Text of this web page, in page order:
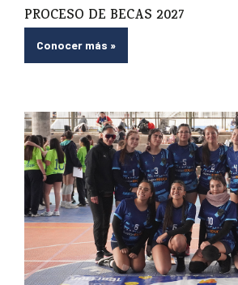
PROCESO DE BECAS 2027
Conocer más »